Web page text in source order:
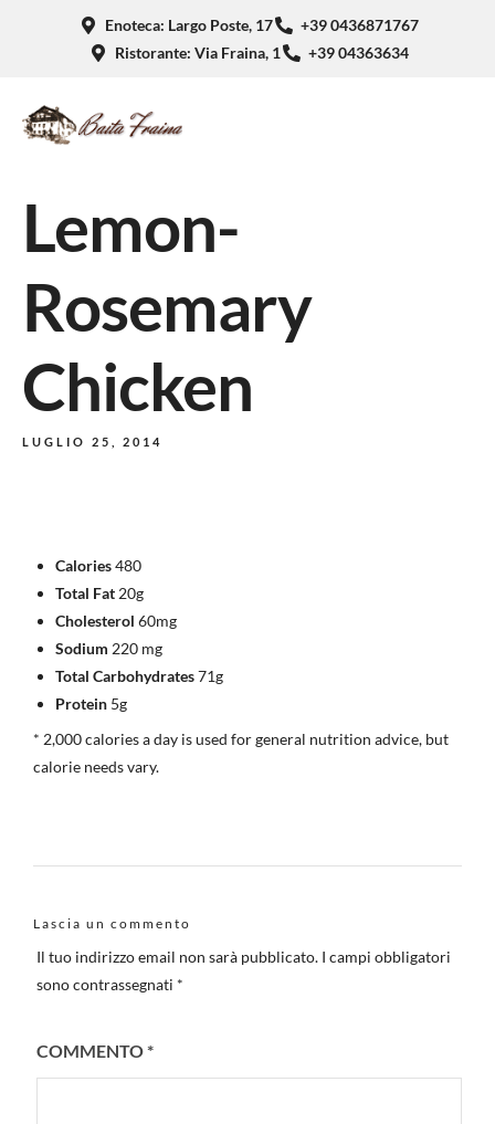
Enoteca: Largo Poste, 17
+39 0436871767
Ristorante: Via Fraina, 1
+39 04363634
Lemon-
Rosemary
Chicken
LUGLIO 25, 2014
Calories480
Total Fat 20g
Cholesterol 60mg
Sodium 220 mg
Total Carbohydrates71g
Protein 5g
* 2,000 calories a day is used for general nutrition advice, but
calorie needs vary.
Lascia un commento
Il tuo indirizzo email non sarà pubblicato. I campi obbligatori
sono contrassegnati *
COMMENTO*